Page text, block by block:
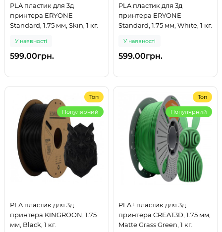
PLA пластик для 3д
принтера ERYONE
Standard, 1.75 мм, Skin, 1 кг.
У наявності
599.00грн.
PLA пластик для 3д
принтера ERYONE
Standard, 1.75 мм, White, 1 кг.
У наявності
599.00грн.
Топ
Популярний
PLA пластик для 3д
принтера KINGROON, 1.75
мм, Black, 1 кг.
Топ
Популярний
PLA+ пластик для 3д
принтера CREAT3D, 1.75 мм,
Matte Grass Green, 1 кг.